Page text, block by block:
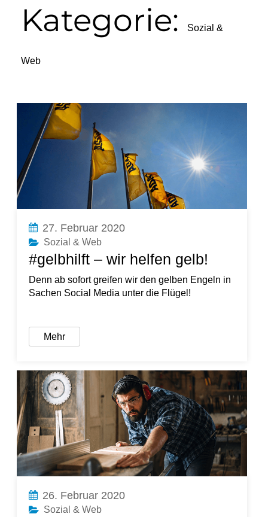
Kategorie: Sozial &
Web
27. Februar 2020
Sozial & Web
#gelbhilft – wir helfen gelb!
Denn ab sofort greifen wir den gelben Engeln in
Sachen Social Media unter die Flügel!
Mehr
26. Februar 2020
Sozial & Web